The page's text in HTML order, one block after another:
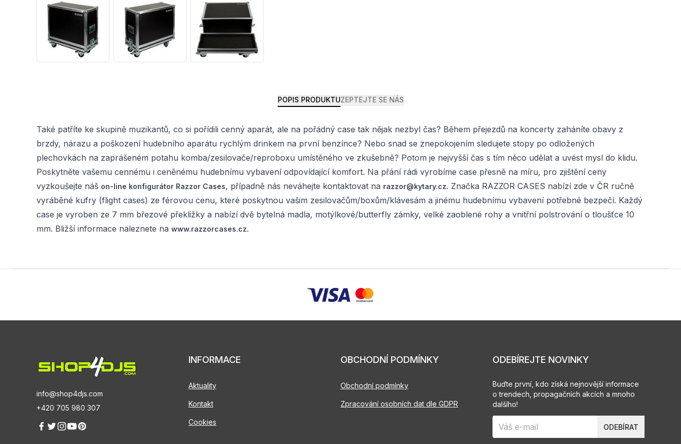
POPIS PRODUKTUZEPTEJTE SE NÁS
Také patříte ke skupině muzikantů, co si pořídili cenný aparát, ale na pořádný case tak nějak nezbyl čas? Během přejezdů na koncerty zaháníte obavy z
brzdy, nárazu a poškození hudebního aparátu rychlým drinkem na první benzínce? Nebo snad se znepokojením sledujete stopy po odložených
plechovkách na zaprášeném potahu komba/zesilovače/reproboxu umístěného ve zkušebně? Potom je nejvyšší čas s tím něco udělat a uvést mysl do klidu.
Poskytněte vašemu cennému i ceněnému hudebnímu vybavení odpovídající komfort. Na přání rádi vyrobíme case přesně na míru, pro zjištění ceny
vyzkoušejte náš on-line konfigurátor Razzor Cases, případně nás neváhejte kontaktovat na razzor@kytary.cz. Značka RAZZOR CASES nabízí zde v ČR ručně
vyráběné kufry (flight cases) ze férovou cenu, které poskytnou vašim zesilovačům/boxům/klávesám a jinému hudebnímu vybavení potřebné bezpečí. Každý
case je vyroben ze 7 mm březové překližky a nabízí dvě bytelná madla, motýlkové/butterfly zámky, velké zaoblené rohy a vnitřní polstrování o tloušťce 10
mm. Bližší informace naleznete na www.razzorcases.cz.
info@shop4djs.com
+420 705 980 307
INFORMACE
Aktuality
Kontakt
Cookies
OBCHODNÍ PODMÍNKY
Obchodní podmínky
Zpracování osobních dat dle GDPR
ODEBÍREJTE NOVINKY
Buďte první, kdo získá nejnovější informace
o trendech, propagačních akcích a mnoho
dalšího!
ODEBÍRAT